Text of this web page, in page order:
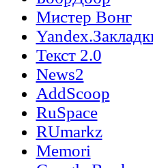
Мистер Вонг
Текст 2.0
News2
AddScoop
RuSpace
RUmarkz
Memori